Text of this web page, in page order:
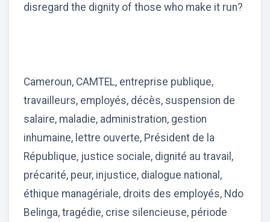
disregard the dignity of those who make it run?
Cameroun, CAMTEL, entreprise publique,
travailleurs, employés, décès, suspension de
salaire, maladie, administration, gestion
inhumaine, lettre ouverte, Président de la
République, justice sociale, dignité au travail,
précarité, peur, injustice, dialogue national,
éthique managériale, droits des employés, Ndo
Belinga, tragédie, crise silencieuse, période